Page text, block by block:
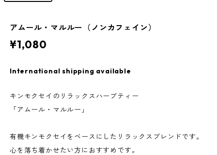
アムール・マルルー（ノンカフェイン）
¥1,080
International shipping available
キンモクセイのリラックスハーブティー
「アムール・マルルー」
有機キンモクセイをベースにしたリラックスブレンドです。
心を落ち着かせたい方におすすめです。